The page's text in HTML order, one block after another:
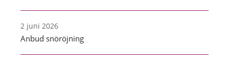
2 juni 2026
Anbud snöröjning